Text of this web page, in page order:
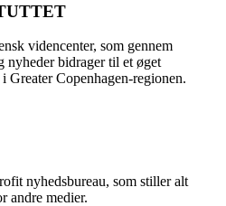
videncenter, som gennem
nyheder bidrager til et øget
Greater Copenhagen-regionen.
nyhedsbureau, som stiller alt
andre medier.